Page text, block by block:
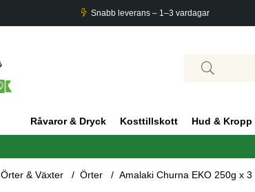
Snabb leverans – 1–3 vardagar
Råvaror & Dryck Kosttillskott Hud & Kropp
Örter & Växter Örter Amalaki Churna EKO 250g x 3